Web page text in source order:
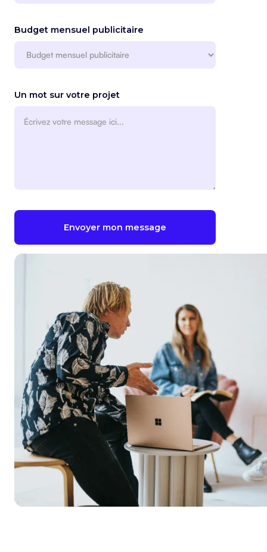
Budget mensuel publicitaire
Un mot sur votre projet